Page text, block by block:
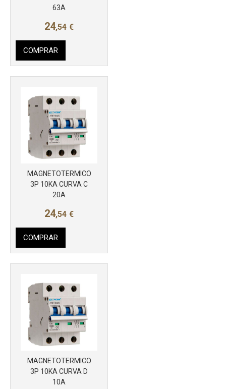
63A
24,54 €
COMPRAR
MAGNETOTERMICO
3P 10KA CURVA C
20A
24,54 €
COMPRAR
MAGNETOTERMICO
3P 10KA CURVA D
10A
Más info
Más info